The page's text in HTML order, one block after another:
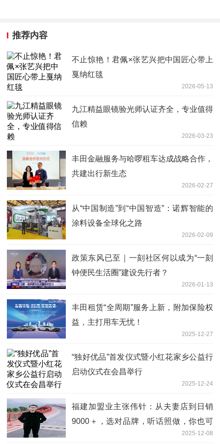
推荐内容
不止惊艳！君佩×张艺兴把中国匠心带上
戛纳红毯
2026-05-13
九江精益眼镜验光师认证齐全，专业值得
信赖
2026-03-23
丰田金融服务与哈啰租车达成战略合作，
共建出行新生态
2026-02-27
从“中国制造”到“中国智造”：诺辉智能的
涂料设备全球化之路
2026-02-09
政策东风已至｜一刻社区何以成为“一刻
钟便民生活圈”建设先行者？
2026-01-13
丰田租赁“全周期”服务上新，附加保险权
益，主打用车无忧！
2025-12-27
“独好优品”首发仪式暨小红花家乡公益行
启动仪式在会昌举行
2025-12-24
福建加盟业主张伟针：从夫妻店到日销
9000＋，选对品牌，听话照做，你也可
2025-12-08